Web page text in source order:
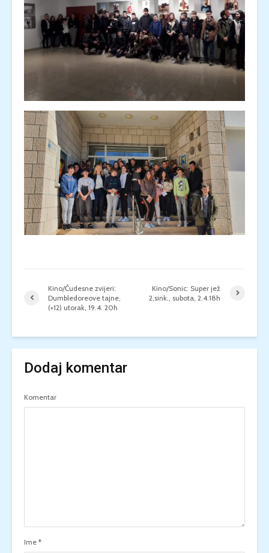
Kino/Čudesne zvijeri:
Dumbledoreove tajne,
(+12) utorak, 19.4. 20h
Kino/Sonic: Super jež
2,sink., subota, 2.4.18h
Dodaj komentar
Komentar
Ime *